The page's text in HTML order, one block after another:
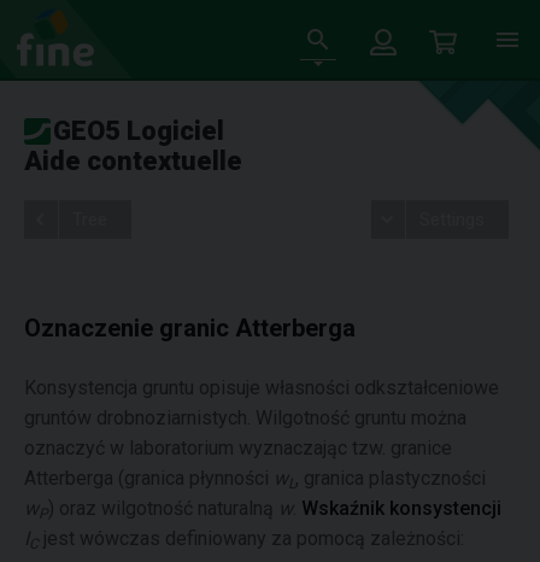
GEO5 Logiciel
Aide contextuelle
Oznaczenie granic Atterberga
Konsystencja gruntu opisuje własności odkształceniowe
gruntów drobnoziarnistych. Wilgotność gruntu można
oznaczyć w laboratorium wyznaczając tzw. granice
Atterberga (granica płynności wL , granica plastyczności
wP ) oraz wilgotność naturalną w. Wskaźnik konsystencji
IC jest wówczas definiowany za pomocą zależności: